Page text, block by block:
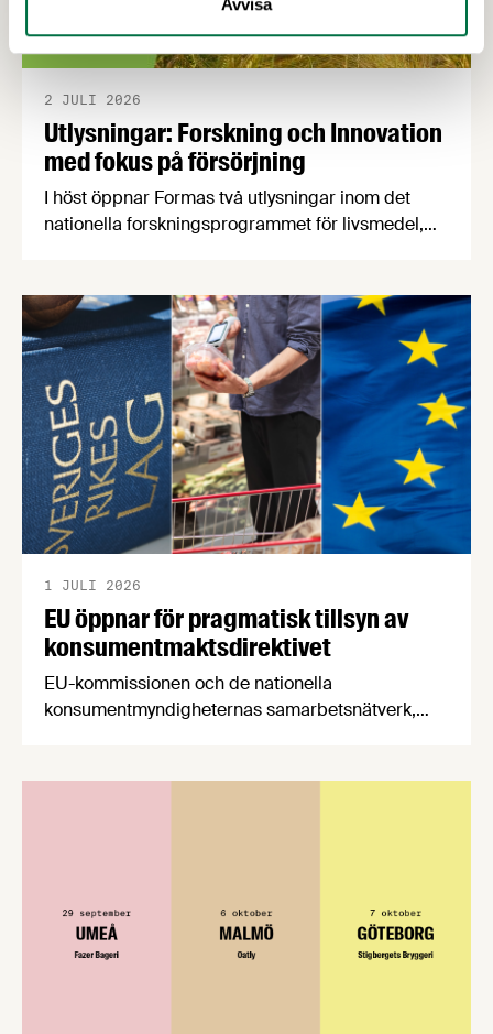
Utlysningar: Forskning och Innovation
med fokus på försörjning
2 JULI 2026
I höst öppnar Formas två utlysningar inom det
nationella forskningsprogrammet för livsmedel,
en motståndskraftig livsmedelsförsörjning", och
båda syftar till att bana väg för innovationer som
stärker Sveriges livsmedelsförsörjning.
EU öppnar för pragmatisk tillsyn av
konsumentmaktsdirektivet
1 JULI 2026
EU-kommissionen och de nationella
konsumentmyndigheternas samarbetsnätverk,